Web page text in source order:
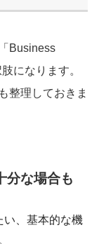
Business
になります。
整理しておきま
な場合も
い、基本的な機